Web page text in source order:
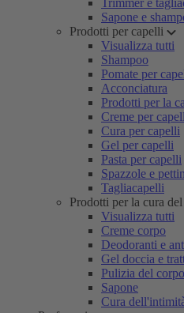
Trimmer e
Sapone e
Prodotti per capelli
Visualizza tutti
Shampoo
Pomate per
Acconciatura
Prodotti per la
Creme per
Cura per capelli
Gel per capelli
Pasta per capelli
Spazzole e
Tagliacapelli
Prodotti per la cura
Visualizza tutti
Creme corpo
Deodoranti e
Gel doccia e
Pulizia del
Sapone
Cura